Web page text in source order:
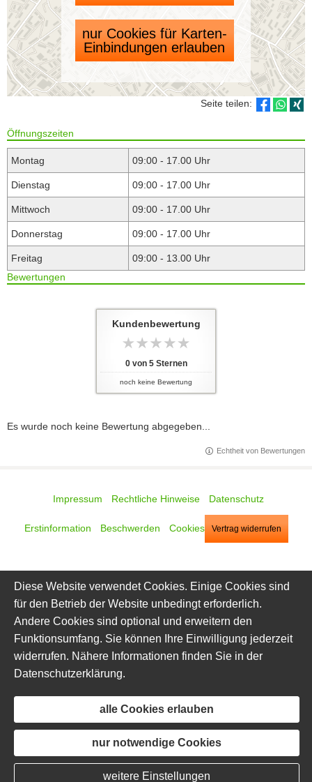
nur Cookies für Karten-
Einbindungen erlauben
Seite teilen:
Öffnungszeiten
Montag 09:00 - 17.00 Uhr
Dienstag 09:00 - 17.00 Uhr
Mittwoch 09:00 - 17.00 Uhr
Donnerstag 09:00 - 17.00 Uhr
Freitag
09:00 - 13.00 Uhr
Bewertungen
Kundenbewertung
0von 5Sternen
noch keine Bewertung
Es wurde noch keine Bewertung abgegeben...
Echtheit von Bewertungen
Impressum Rechtliche Hinweise· Datenschutz·
Erstinformation Beschwerden Cookies Vertrag widerrufen
Diese Website verwendet Cookies. Einige Cookies sind
für den Betrieb der Website unbedingt erforderlich.
Andere Cookies sind optional und erweitern den
Funktionsumfang. Sie können Ihre Einwilligung jederzeit
widerrufen. Nähere Informationen finden Sie in der
Datenschutzerklärung.
alle Cookies erlauben
nur notwendige Cookies
weitere Einstellungen